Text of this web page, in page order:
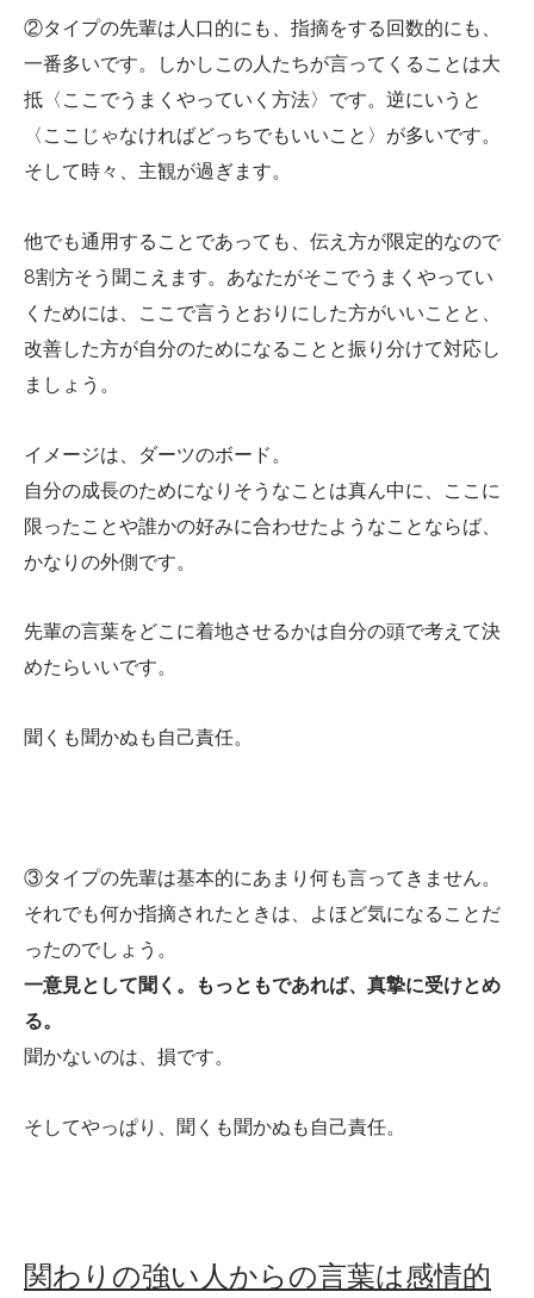
②タイプの先輩は人口的にも、指摘をする回数的にも、
一番多いです。しかしこの人たちが言ってくることは大
抵〈ここでうまくやっていく方法〉です。逆にいうと
〈ここじゃなければどっちでもいいこと〉が多いです。
そして時々、主観が過ぎます。
他でも通用することであっても、伝え方が限定的なので
8割方そう聞こえます。あなたがそこでうまくやってい
くためには、ここで言うとおりにした方がいいことと、
改善した方が自分のためになることと振り分けて対応し
ましょう。
イメージは、ダーツのボード。
自分の成長のためになりそうなことは真ん中に、ここに
限ったことや誰かの好みに合わせたようなことならば、
かなりの外側です。
先輩の言葉をどこに着地させるかは自分の頭で考えて決
めたらいいです。
聞くも聞かぬも自己責任。
③タイプの先輩は基本的にあまり何も言ってきません。
それでも何か指摘されたときは、よほど気になることだ
ったのでしょう。
一意見として聞く。もっともであれば、真摯に受けとめ
る。
聞かないのは、損です。
そしてやっぱり、聞くも聞かぬも自己責任。
関わりの強い人からの言葉は感情的